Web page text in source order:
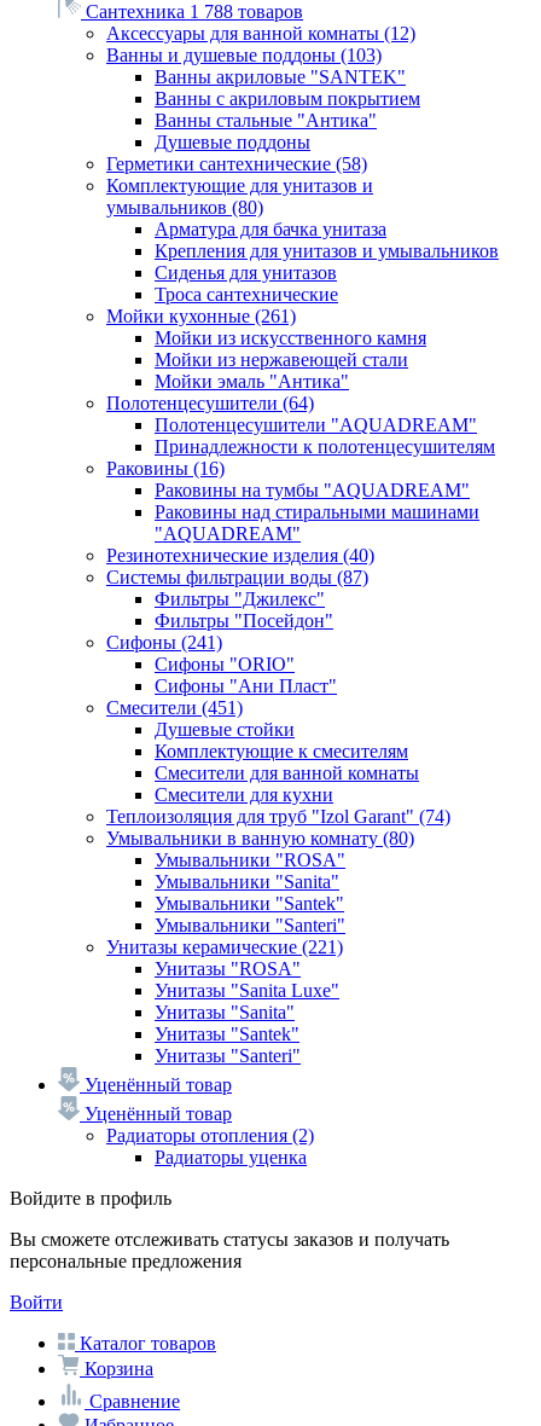
Сантехника 1 788 товаров
Аксессуары для ванной комнаты (12)
Ванны и душевые поддоны (103)
Ванны акриловые "SANTEK"
Ванны с акриловым покрытием
Ванны стальные "Антика"
Душевые поддоны
Герметики сантехнические (58)
Комплектующие для унитазов и
умывальников (80)
Арматура для бачка унитаза
Крепления для унитазов и умывальников
Сиденья для унитазов
Троса сантехнические
Мойки кухонные (261)
Мойки из искусственного камня
Мойки из нержавеющей стали
Мойки эмаль "Антика"
Полотенцесушители (64)
Полотенцесушители "AQUADREAM"
Принадлежности к полотенцесушителям
Раковины (16)
Раковины на тумбы "AQUADREAM"
Раковины над стиральными машинами
"AQUADREAM"
Резинотехнические изделия (40)
Системы фильтрации воды (87)
Фильтры "Джилекс"
Фильтры "Посейдон"
Сифоны (241)
Сифоны "ORIO"
Сифоны "Ани Пласт"
Смесители (451)
Душевые стойки
Комплектующие к смесителям
Смесители для ванной комнаты
Смесители для кухни
Теплоизоляция для труб "Izol Garant" (74)
Умывальники в ванную комнату (80)
Умывальники "ROSA"
Умывальники "Sanita"
Умывальники "Santek"
Умывальники "Santeri"
Унитазы керамические (221)
Унитазы "ROSA"
Унитазы "Sanita Luxe"
Унитазы "Sanita"
Унитазы "Santek"
Унитазы "Santeri"
Уценённый товар
Уценённый товар
Радиаторы отопления (2)
Радиаторы уценка
Войдите в профиль
Вы сможете отслеживать статусы заказов и получать
персональные предложения
Войти
Каталог товаров
Корзина
Сравнение